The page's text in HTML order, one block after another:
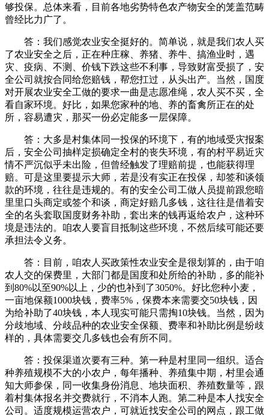
够投保。总体来看，目前各地劣势特色农产物安全的笼盖范畴
曾经比力广了。
答：我们感觉农业安全挺好的。简单说，就是我们农人买
了农业安全之后，正在种庄稼、养猪、养牛、搞渔业时，遇
灾、疫病、不测、价钱下跌这些不利事，导致财富受损了，安
全公司就按合同给您赔钱，帮您扛过，从头出产。当然，国度
对开展农业安全工做的要求一曲是志愿准绳，农人买不买，全
看自家环境。好比，如果您家种的地、养的畜禽所正在的处
所，容易遭灾，那买一份必定能多一层保障。
答：大多是村集体同一投保的环境下，有的地域受灾报案
后，安全公司抽样定损确定全村的丧失环境，有的村平易近灾
情不严沉似乎未出险，但曾经触发了理赔前提，也能获得理
赔。可是这里要提示大师，若是没有实正在投保，却签和谈领
款的环境，往往是违规的。有的安全公司工做人员提前跟您暗
里里口头商定或签个和谈，商定好赔几多钱，这往往是借着安
全的名头套取国度财务补助，套出来的钱再返给农户，这种环
境是违法的。咱农人要盲目抵制这些环境，不然后续可能还要
承担法令义务。
答：目前，咱农人买政策性农业安全是很划算的，由于咱
农人交的保费里，大部门都是国度和处所给的补助，多的能补
到80%以至90%以上，少的也补到了3050%。好比您种小麦，
一亩地保额1000块钱，费率5%，保费本来需要交50块钱，因
为给补助了40块钱，本人现实可能只需掏10块钱。当然，因为
分歧地域、分歧品种的农业安全保额、费率和补助比例是纷歧
样的，具体需要交几多钱也会有所不同。
答：投保渠道次要有三种。第一种是村里同一组织。适合
种养殖规模不大的小农户，每年播种、养殖集中期，村里会通
知大师参保，同一收集身份消息、地块面积、养殖数量等，跟
着村集体报名并交费就行，不消本人跑。第二种是本人找安全
公司。适度规模运营农户，可就近找安全公司的网点，跟工做